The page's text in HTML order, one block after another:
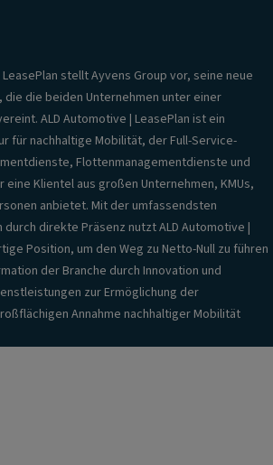
stellt Ayvens Group vor, seine neue
die beiden Unternehmen unter einer
ALD Automotive | LeasePlan ist ein
für nachhaltige Mobilität, der Full-Service-
Flottenmanagementdienste und
Klientel aus großen Unternehmen, KMUs,
anbietet. Mit der umfassendsten
durch direkte Präsenz nutzt ALD Automotive |
Position, um den Weg zu Netto-Null zu führen
der Branche durch Innovation und
zur Ermöglichung der
Annahme nachhaltiger Mobilität